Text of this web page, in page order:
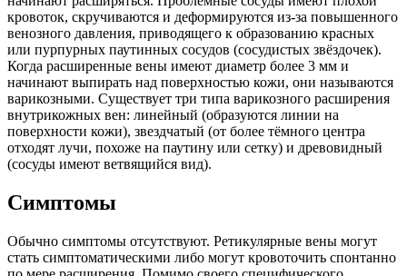
кровоток, скручиваются и деформируются из-за повышенного
венозного давления, приводящего к образованию красных
или пурпурных паутинных сосудов (сосудистых звёздочек).
Когда расширенные вены имеют диаметр более 3 мм и
начинают выпирать над поверхностью кожи, они называются
варикозными. Существует три типа варикозного расширения
внутрикожных вен: линейный (образуются линии на
поверхности кожи), звездчатый (от более тёмного центра
отходят лучи, похоже на паутину или сетку) и древовидный
(сосуды имеют ветвящийся вид).
Симптомы
Обычно симптомы отсутствуют. Ретикулярные вены могут
стать симптоматическими либо могут кровоточить спонтанно